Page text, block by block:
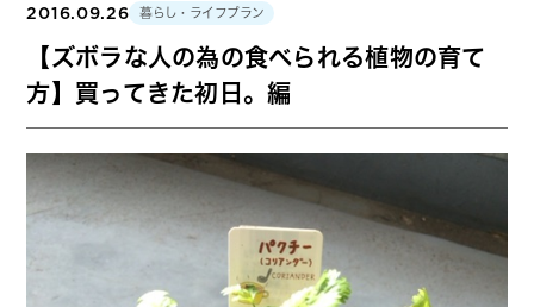
2016.09.26 暮らし・ライフプラン
【ズボラな人の為の食べられる植物の育て
方】買ってきた初日。編